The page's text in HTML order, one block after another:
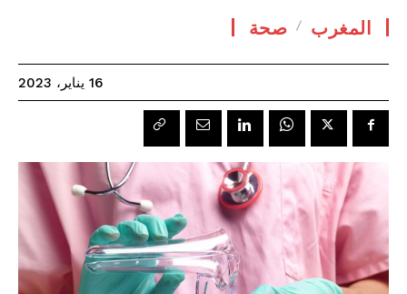
المغرب صحة
16 يناير، 2023